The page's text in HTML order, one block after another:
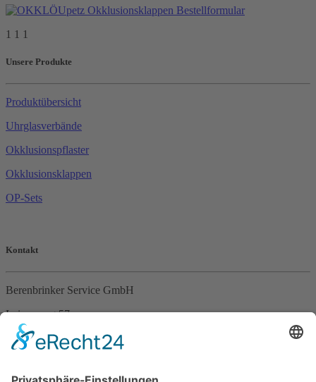
1 1 1
Unsere Produkte
Produktübersicht
Uhrglasverbände
Okklusionspflaster
Okklusionsklappen
OP-Sets
Kontakt
Berenbrinker Service GmbH
Leinenweg 57
33415 Verl